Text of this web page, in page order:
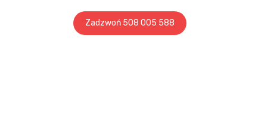
Zadzwoń 508 005 588